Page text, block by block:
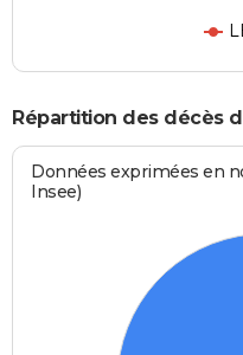
Répartition des décès
Données exprimées en
Insee)